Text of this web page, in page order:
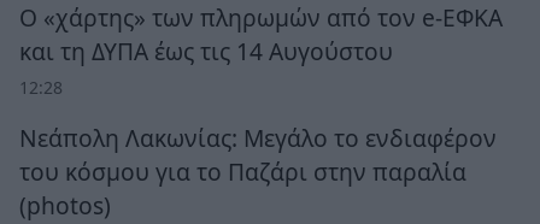
Ο «χάρτης» των πληρωμών από τον e-ΕΦΚΑ
και τη ΔΥΠΑ έως τις 14 Αυγούστου
12:28
Νεάπολη Λακωνίας: Μεγάλο το ενδιαφέρον
του κόσμου για το Παζάρι στην παραλία
(photos)